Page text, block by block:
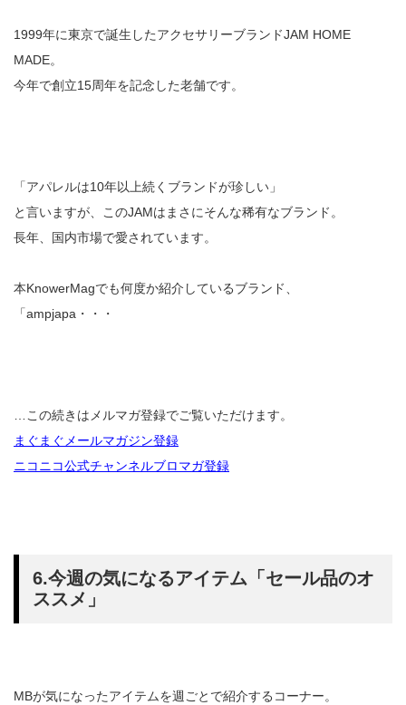
1999年に東京で誕生したアクセサリーブランドJAM HOME
MADE。
今年で創立15周年を記念した老舗です。
「アパレルは10年以上続くブランドが珍しい」
と言いますが、このJAMはまさにそんな稀有なブランド。
長年、国内市場で愛されています。
本KnowerMagでも何度か紹介しているブランド、
「ampjapa・・・
…この続きはメルマガ登録でご覧いただけます。
まぐまぐメールマガジン登録
ニコニコ公式チャンネルブロマガ登録
6.今週の気になるアイテム「セール品のオ
ススメ」
MBが気になったアイテムを週ごとで紹介するコーナー。